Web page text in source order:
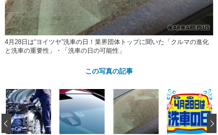
鈑金・塗装
ヘッドライト磨き コーティング
フィルム・ラッピング
小キズ直し 防錆
特集記事
ストップ 不具合修理＆粗悪修理
カーメーカー「旧車」関連プロジェ
クト
ショップ紹介
カーメーカー「旧車」関連プロジ
インタビュー
イベント告知 イベントレポート
4月28日は“ヨイツヤ”洗車の日！業界団体トップに聞いた「クルマの進化
と洗車の重要性」・「洗車の日の可能性」
この写真の記事
‹